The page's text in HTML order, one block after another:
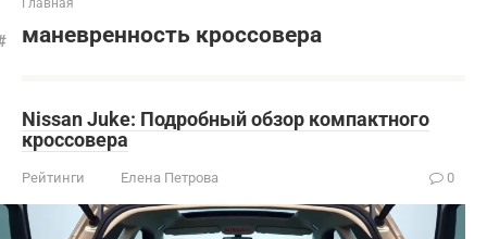
Главная
маневренность кроссовера
Nissan Juke: Подробный обзор компактного
кроссовера
Рейтинги Елена Петрова 0